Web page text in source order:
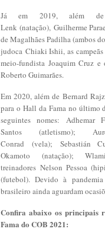
Já em 2019, além de
Lenk (natação), Guilherme
de Magalhães Padilha (ambos
judoca Chiaki Ishii, as
meio-fundista Joaquim Cruz
Roberto Guimarães.
Em 2020, além de Bernard
para o Hall da Fama no último
seguintes nomes:
Santos (atletismo);
Conrad (vela); Sebastián
Okamoto (natação);
treinadores Nelson Pessoa
(futebol). Devido à
brasileiro ainda aguardam
Confira abaixo os principais
Fama do COB 2021: